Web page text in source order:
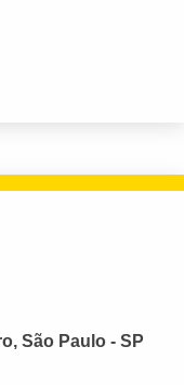
São Paulo - SP